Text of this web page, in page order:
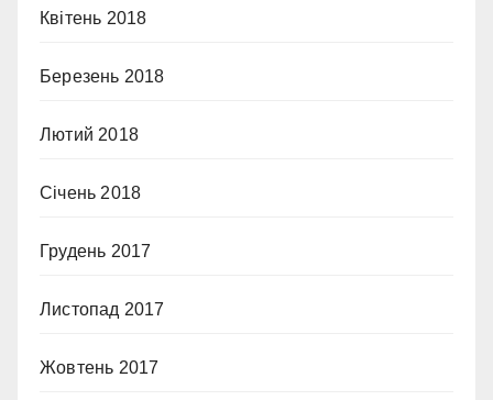
Квітень 2018
Березень 2018
Лютий 2018
Січень 2018
Грудень 2017
Листопад 2017
Жовтень 2017